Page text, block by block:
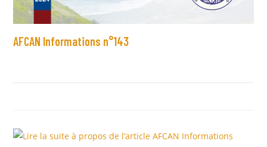
AFCAN Informations n°143